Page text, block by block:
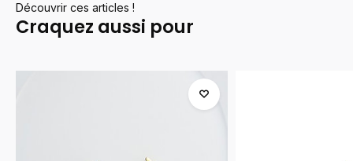
Découvrir ces articles !
Craquez aussi pour